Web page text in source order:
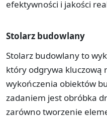
efektywności i jakości
Stolarz budowlany
Stolarz budowlany to
który odgrywa kluczową
wykończenia obiektów
zadaniem jest obróbka
zarówno tworzenie